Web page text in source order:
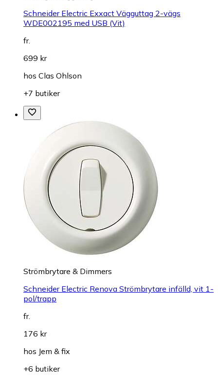
Schneider Electric Exxact Vägguttag 2-vägs
WDE002195 med USB (Vit)
fr.
699 kr
hos Clas Ohlson
+7 butiker
Strömbrytare & Dimmers
Schneider Electric Renova Strömbrytare infälld, vit 1-
pol/trapp
fr.
176 kr
hos Jem & fix
+6 butiker